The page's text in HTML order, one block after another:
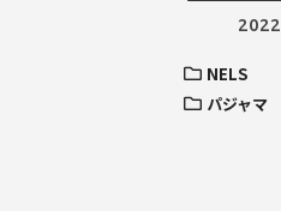
2022
NELS
パジャマ